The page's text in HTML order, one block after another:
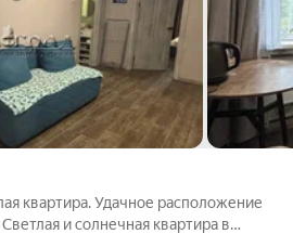
квартира. Удачное расположение
и солнечная квартира в